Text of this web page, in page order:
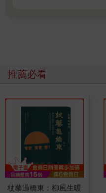
推薦必看
杖藜過橋東：柳風生暖